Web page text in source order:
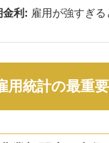
金利: 雇用が強すぎる
用統計の最重